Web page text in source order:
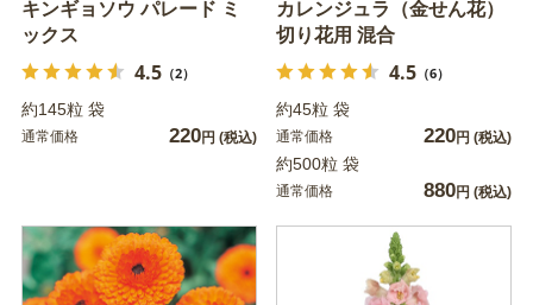
キンギョソウ パレード ミ
ックス
4.5（2）
約145粒 袋
通常価格 220円 (税込)
カレンジュラ（金せん花）
切り花用 混合
4.5（6）
約45粒 袋
通常価格 220円 (税込)
約500粒 袋
通常価格 880円 (税込)